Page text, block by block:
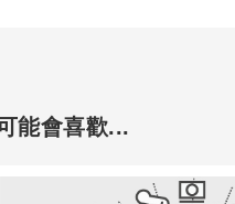
能會喜歡...